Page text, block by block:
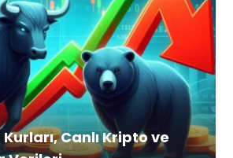
Canlı Kripto ve